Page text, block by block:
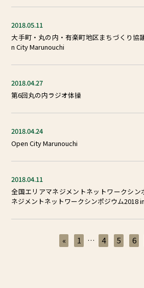
2018.05.11
⼤⼿町・丸の内・有楽町地区まちづくり協
n City Marunouchi
2018.04.27
第6回丸の内ラジオ体操
2018.04.24
Open City Marunouchi
2018.04.11
全国エリアマネジメントネットワークシン
ネジメントネットワークシンポジウム2018
« 1 … 4 5 6